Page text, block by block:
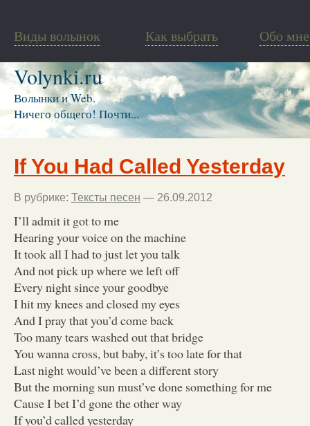
Виды волынок Как выбрать Обо мне
Volynki.ru
Волынки и Web.
Ничего общего! Почти...
If You Had Called Yesterday
В рубрике: Тексты песен — 26.09.2012
I’ll admit it got to me
Hearing your voice on the machine
It took all I had to just let you talk
And not pick up where we left off
Every night since your goodbye
I hit my knees and closed my eyes
And I pray that you’d come back
Too many tears washed out that bridge
You wanna cross, but baby, it’s too late for that
Last night would’ve been a different story
But the morning sun must’ve done something for me
Cause I bet I’d gone the other way
If you’d called yesterday